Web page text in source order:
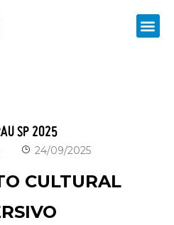
SP 2025
24/09/2025
CULTURAL